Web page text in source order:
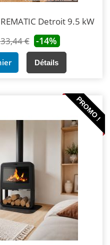
Detroit 9.5 kW
€ -14%
Détails
PROMO !